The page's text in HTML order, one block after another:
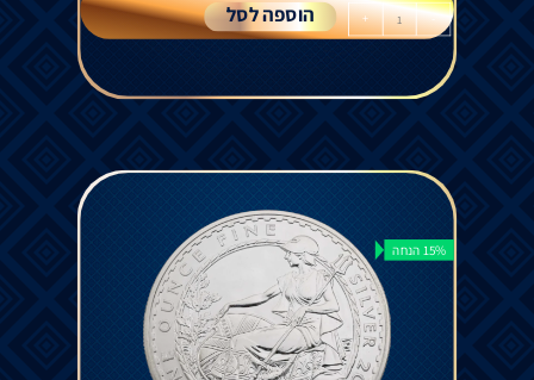
-
+ הוספה לסל
15% הנחה